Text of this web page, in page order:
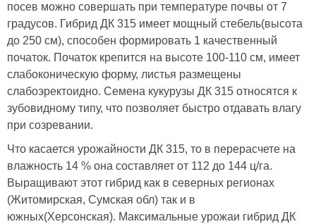
посев можно совершать при температуре почвы от 7
градусов. Гибрид ДК 315 имеет мощный стебель(высота
до 250 см), способен формировать 1 качественный
початок. Початок крепится на высоте 100-110 см, имеет
слабоконическую форму, листья размещены
слабоэректоидно. Семена кукурузы ДК 315 относятся к
зубовидному типу, что позволяет быстро отдавать влагу
при созревании.
Что касается урожайности ДК 315, то в перерасчете на
влажность 14 % она составляет от 112 до 144 ц/га.
Выращивают этот гибрид как в северных регионах
(Житомирская, Сумская обл) так и в
южных(Херсонская). Максимальные урожаи гибрид ДК